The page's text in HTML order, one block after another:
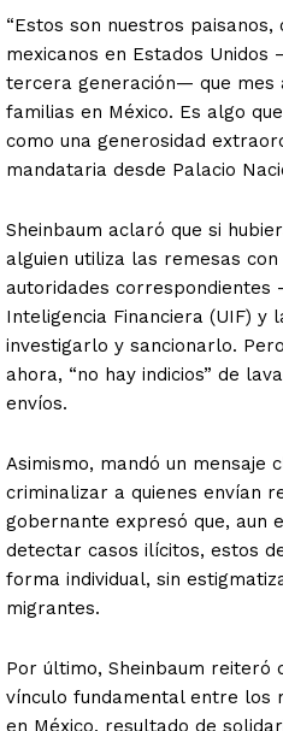
“Estos son nuestros
mexicanos en Estados
tercera generación— que mes
familias en México. Es algo
como una generosidad
mandataria desde Palacio
Sheinbaum aclaró que si
alguien utiliza las remesas
autoridades correspondientes
Inteligencia Financiera (UIF)
investigarlo y sancionarlo.
ahora, “no hay indicios” de
envíos.
Asimismo, mandó un mensaje
criminalizar a quienes envían
gobernante expresó que, aun
detectar casos ilícitos, estos
forma individual, sin
migrantes.
Por último, Sheinbaum reiteró
vínculo fundamental entre los
en México, resultado de